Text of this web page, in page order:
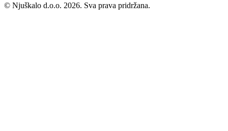
© Njuškalo d.o.o. 2026. Sva prava pridržana.